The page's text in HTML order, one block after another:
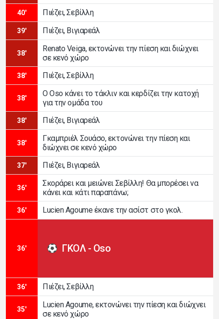
40' Πιέζει, Σεβίλλη
39' Πιέζει, Βιγιαρεάλ
38'
Renato Veiga, εκτονώνει την πίεση και διώχνει
σε κενό χώρο
38' Πιέζει, Σεβίλλη
38'
Ο Oso κάνει το τάκλιν και κερδίζει την κατοχή
για την ομάδα του
38' Πιέζει, Βιγιαρεάλ
38'
Γκαμπριέλ Σουάσο, εκτονώνει την πίεση και
διώχνει σε κενό χώρο
37' Πιέζει, Βιγιαρεάλ
36'
Σκοράρει και μειώνει Σεβίλλη! Θα μπορέσει να
κάνει και κάτι παραπάνω;
36' Lucien Agoume έκανε την ασίστ στο γκολ.
36' ΓΚΟΛ - Oso
36' Πιέζει, Σεβίλλη
35'
Lucien Agoume, εκτονώνει την πίεση και διώχνει
σε κενό χώρο